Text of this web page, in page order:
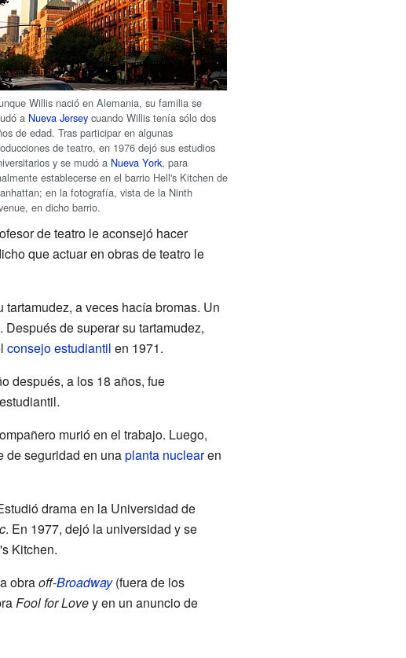
Willis nació en Alemania, su familia se
a Nueva Jersey cuando Willis tenía sólo dos
de edad. Tras participar en algunas
de teatro, en 1976 dejó sus estudios
y se mudó a Nueva York, para
establecerse en el barrio Hell's Kitchen de
en la fotografía, vista de la Ninth
en dicho barrio.
de teatro le aconsejó hacer
que actuar en obras de teatro le
a veces hacía bromas. Un
de superar su tartamudez,
consejo estudiantil en 1971.
después, a los 18 años, fue
murió en el trabajo. Luego,
de seguridad en unaplanta nuclearen
drama en la Universidad de
. En 1977, dejó la universidad y se
Kitchen.
obraoff-Broadway(fuera de los
Fool for Lovey en un anuncio de